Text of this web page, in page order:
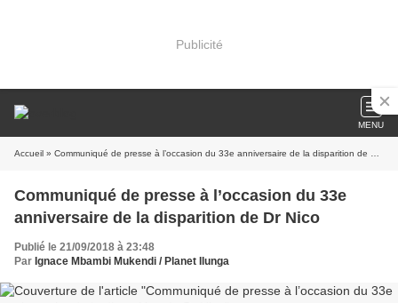
Publicité
MENU
Accueil » Communiqué de presse à l’occasion du 33e anniversaire de la disparition de Dr Nico
Communiqué de presse à l’occasion du 33e
anniversaire de la disparition de Dr Nico
Publié le 21/09/2018 à 23:48
Par Ignace Mbambi Mukendi / Planet Ilunga